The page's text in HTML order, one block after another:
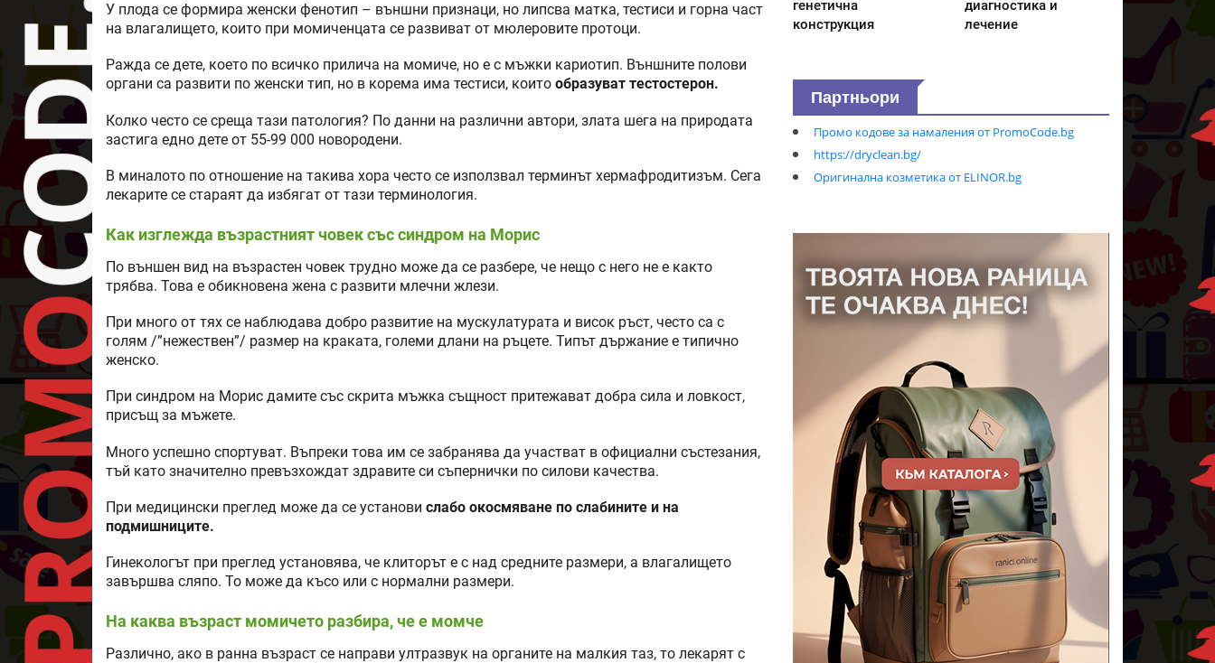
У плода се формира женски фенотип – външни признаци, но липсва матка, тестиси и горна част
на влагалището, които при момиченцата се развиват от мюлеровите протоци.
Ражда се дете, което по всичко прилича на момиче, но е с мъжки кариотип. Външните полови
органи са развити по женски тип, но в корема има тестиси, които образуват тестостерон.
Колко често се среща тази патология? По данни на различни автори, злата шега на природата
застига едно дете от 55-99 000 новородени.
В миналото по отношение на такива хора често се използвал терминът хермафродитизъм. Сега
лекарите се стараят да избягат от тази терминология.
Как изглежда възрастният човек със синдром на Морис
По външен вид на възрастен човек трудно може да се разбере, че нещо с него не е както
трябва. Това е обикновена жена с развити млечни жлези.
При много от тях се наблюдава добро развитие на мускулатурата и висок ръст, често са с
голям /”нежествен”/ размер на краката, големи длани на ръцете. Типът държание е типично
женско.
При синдром на Морис дамите със скрита мъжка същност притежават добра сила и ловкост,
присъщ за мъжете.
Много успешно спортуват. Въпреки това им се забранява да участват в официални състезания,
тъй като значително превъзхождат здравите си съпернички по силови качества.
При медицински преглед може да се установи слабо окосмяване по слабините и на
подмишниците.
Гинекологът при преглед установява, че клиторът е с над средните размери, а влагалището
завършва сляпо. То може да късо или с нормални размери.
На каква възраст момичето разбира, че е момче
Различно, ако в ранна възраст се направи ултразвук на органите на малкия таз, то лекарят с
генетична
конструкция
диагностика и
лечение
Партньори
Промо кодове за намаления от PromoCode.bg
https://dryclean.bg/
Оригинална козметика от ELINOR.bg